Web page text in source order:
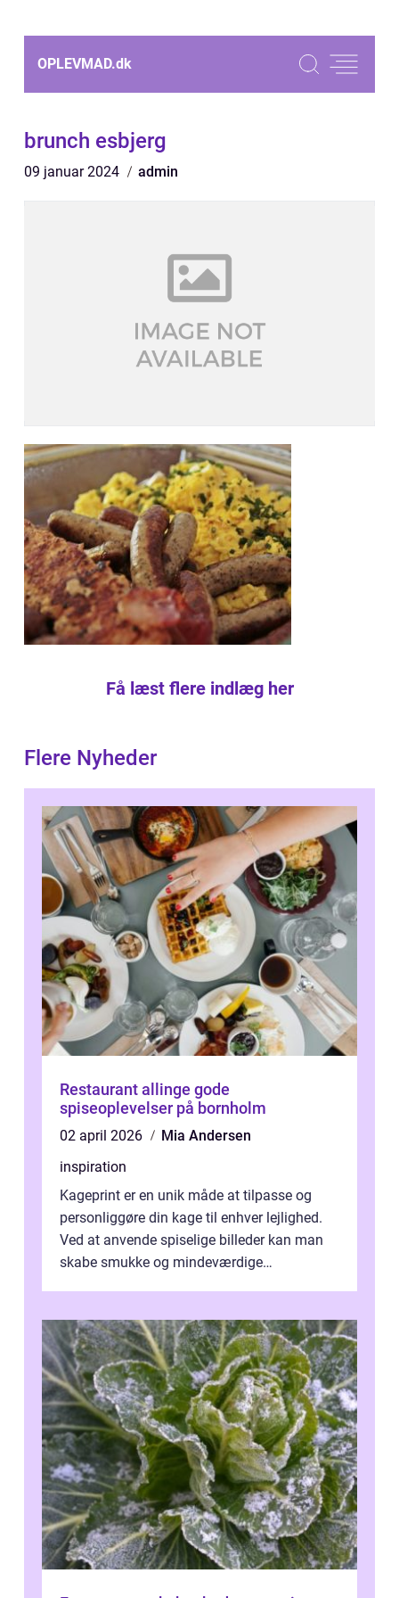
OPLEVMAD.dk
brunch esbjerg
09 januar 2024 admin
Få læst flere indlæg her
Flere Nyheder
Restaurant allinge gode
spiseoplevelser på bornholm
02 april 2026
Mia Andersen
inspiration
Kageprint er en unik måde at tilpasse og
personliggøre din kage til enhver lejlighed.
Ved at anvende spiselige billeder kan man
skabe smukke og mindeværdige